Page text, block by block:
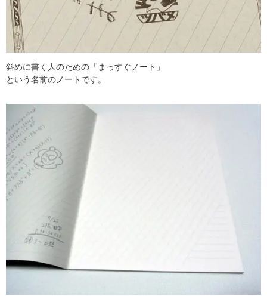
斜めに書く人のための「まっすぐノート」
という名前のノートです。